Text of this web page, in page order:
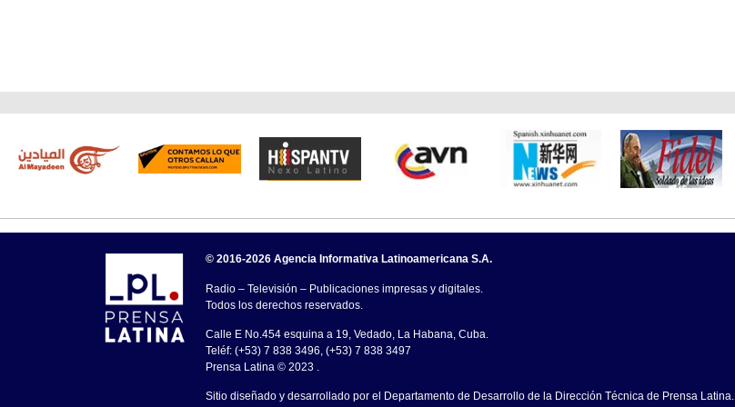
© 2016-2026 Agencia Informativa Latinoamericana S.A.
Radio – Televisión – Publicaciones impresas y digitales.
Todos los derechos reservados.
Calle E No.454 esquina a 19, Vedado, La Habana, Cuba.
Teléf: (+53) 7 838 3496, (+53) 7 838 3497
Prensa Latina © 2023 .
Sitio diseñado y desarrollado por el Departamento de Desarrollo de la Dirección Técnica de Prensa Latina.